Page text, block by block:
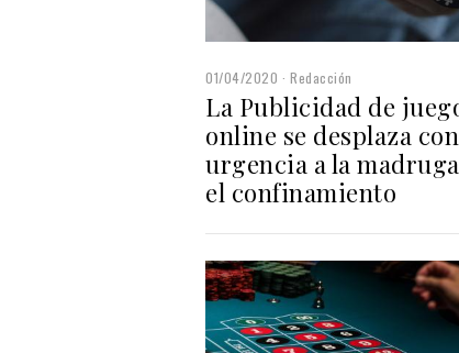
01/04/2020 Redacción
La Publicidad de
online se desplaza con
urgencia a la
el confinamiento